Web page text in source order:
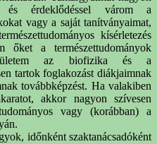
és érdeklődéssel várom a
vagy a saját tanítványaimat,
kísérletezés
őket a természettudományok
az biofizika és a
tartok foglakozást diákjaimnak
továbbképzést. Ha valakiben
akkor nagyon szívesen
vagy (korábban) a
időnként szaktanácsadóként